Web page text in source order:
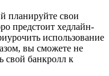
планируйте свои
предстоит хедлайн-
использование
вы сможете не
свой банкролл к